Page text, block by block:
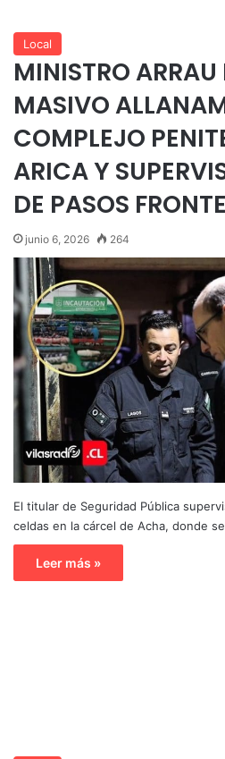
Local
MINISTRO ARRAU
MASIVO
COMPLEJO
ARICA Y
DE PASOS
junio 6, 2026 264
El titular de Seguridad Pública
celdas en la cárcel de Acha, donde
Leer más »